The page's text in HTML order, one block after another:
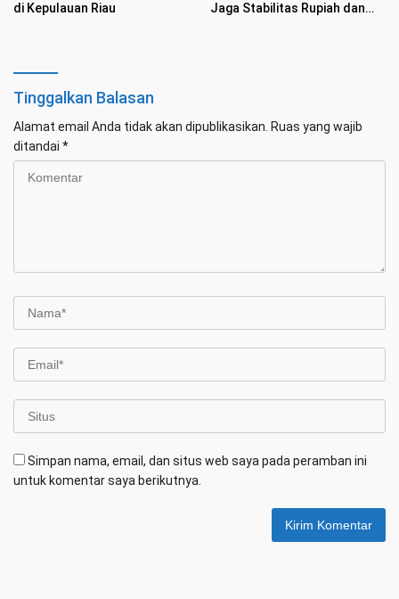
di Kepulauan Riau
Jaga Stabilitas Rupiah dan
Tinggalkan Balasan
Alamat email Anda tidak akan dipublikasikan. Ruas yang wajib
ditandai *
Simpan nama, email, dan situs web saya pada peramban ini
untuk komentar saya berikutnya.